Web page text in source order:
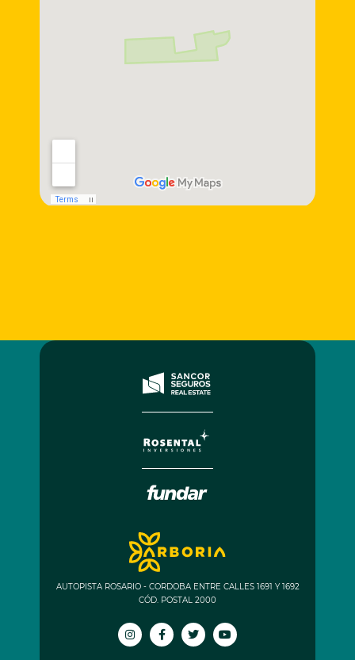
AUTOPISTA ROSARIO - CORDOBA ENTRE CALLES 1691 Y 1692
CÓD. POSTAL 2000